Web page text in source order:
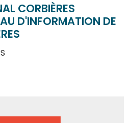
CORBIÈRES
D'INFORMATION DE